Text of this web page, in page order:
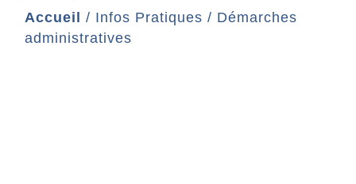
Accueil / Infos Pratiques / Démarches
administratives